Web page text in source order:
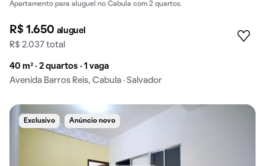
Apartamento para aluguel no Cabula com 2 quartos.
R$ 1.650 aluguel
R$ 2.037 total
40 m² · 2 quartos · 1 vaga
Avenida Barros Reis, Cabula · Salvador
Exclusivo Anúncio novo